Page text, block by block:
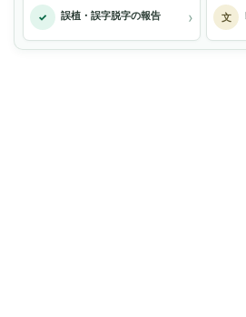
✓ 誤植・誤字脱字の報告 › 文